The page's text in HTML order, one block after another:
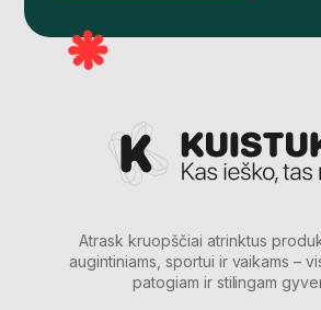
Atrask kruopščiai atrinktus
augintiniams, sportui ir vaikams –
patogiam ir stilingam